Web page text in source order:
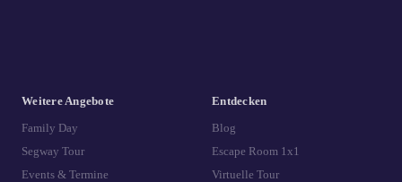
Weitere Angebote
Family Day
Segway Tour
Events & Termine
Entdecken
Blog
Escape Room 1x1
Virtuelle Tour